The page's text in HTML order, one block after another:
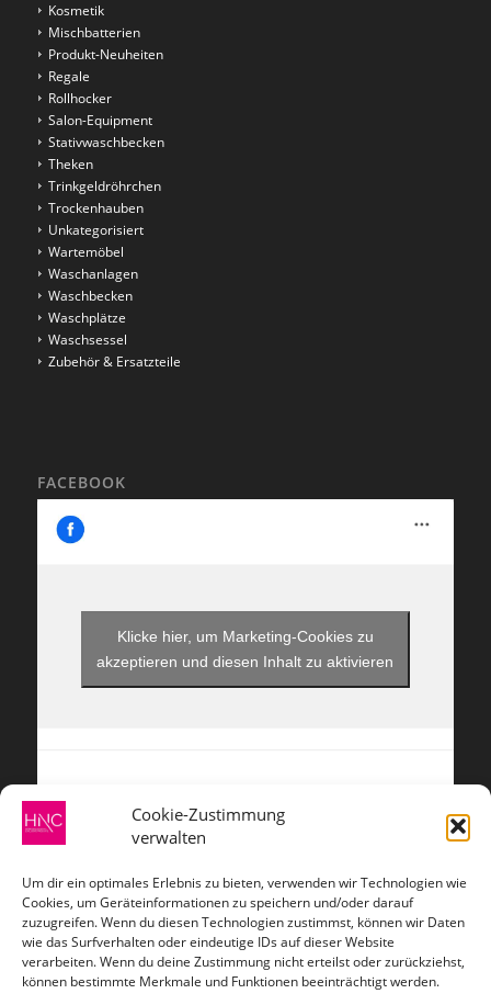
Cookie-Zustimmung
verwalten
Um dir ein optimales Erlebnis zu bieten, verwenden wir Technologien wie
Cookies, um Geräteinformationen zu speichern und/oder darauf
zuzugreifen. Wenn du diesen Technologien zustimmst, können wir Daten
wie das Surfverhalten oder eindeutige IDs auf dieser Website
verarbeiten. Wenn du deine Zustimmung nicht erteilst oder zurückziehst,
können bestimmte Merkmale und Funktionen beeinträchtigt werden.
Kosmetik
Mischbatterien
Produkt-Neuheiten
Regale
Rollhocker
Salon-Equipment
Stativwaschbecken
Theken
Trinkgeldröhrchen
Trockenhauben
Unkategorisiert
Wartemöbel
Waschanlagen
Waschbecken
Waschplätze
Waschsessel
Zubehör & Ersatzteile
FACEBOOK
Klicke hier, um Marketing-Cookies zu
akzeptieren und diesen Inhalt zu aktivieren
VERSANDARTEN